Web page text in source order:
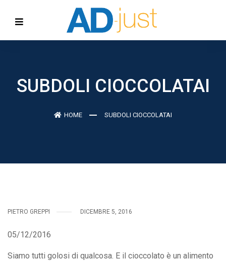
SUBDOLI CIOCCOLATAI
HOME SUBDOLI CIOCCOLATAI
PIETRO GREPPI DICEMBRE 5, 2016
05/12/2016
Siamo tutti golosi di qualcosa. E il cioccolato è un alimento